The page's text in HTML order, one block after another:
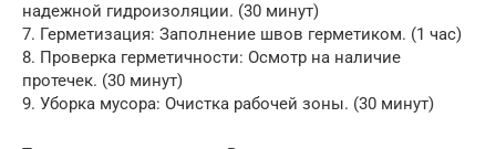
надежной гидроизоляции. (30 минут)
7. Герметизация: Заполнение швов герметиком. (1 час)
8. Проверка герметичности: Осмотр на наличие
протечек. (30 минут)
9. Уборка мусора: Очистка рабочей зоны. (30 минут)